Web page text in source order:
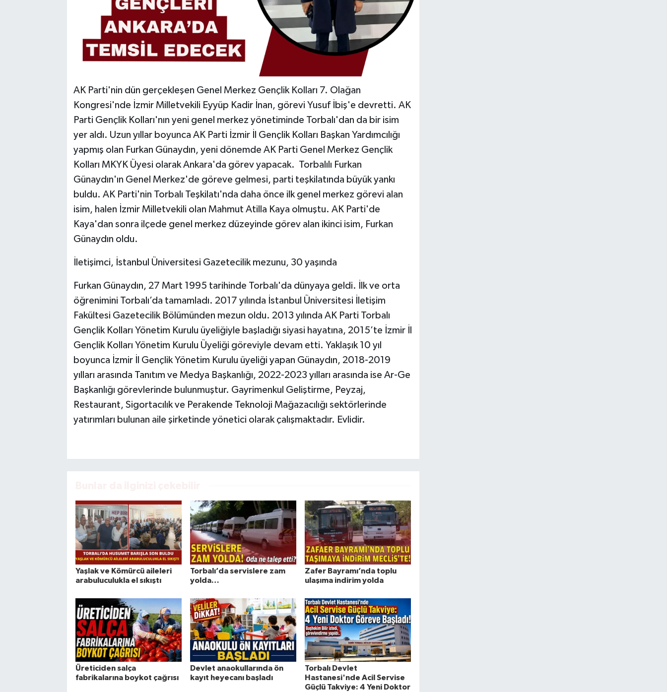
AK Parti'nin dün gerçekleşen Genel Merkez Gençlik Kolları 7. Olağan
Kongresi'nde İzmir Milletvekili Eyyüp Kadir İnan, görevi Yusuf İbiş'e devretti. AK
Parti Gençlik Kolları'nın yeni genel merkez yönetiminde Torbalı'dan da bir isim
yer aldı. Uzun yıllar boyunca AK Parti İzmir İl Gençlik Kolları Başkan Yardımcılığı
yapmış olan Furkan Günaydın, yeni dönemde AK Parti Genel Merkez Gençlik
Kolları MKYK Üyesi olarak Ankara'da görev yapacak. Torbalılı Furkan
Günaydın'ın Genel Merkez'de göreve gelmesi, parti teşkilatında büyük yankı
buldu. AK Parti'nin Torbalı Teşkilatı'nda daha önce ilk genel merkez görevi alan
isim, halen İzmir Milletvekili olan Mahmut Atilla Kaya olmuştu. AK Parti'de
Kaya'dan sonra ilçede genel merkez düzeyinde görev alan ikinci isim, Furkan
Günaydın oldu.
İletişimci, İstanbul Üniversitesi Gazetecilik mezunu, 30 yaşında
Furkan Günaydın, 27 Mart 1995 tarihinde Torbalı'da dünyaya geldi. İlk ve orta
öğrenimini Torbalı’da tamamladı. 2017 yılında İstanbul Üniversitesi İletişim
Fakültesi Gazetecilik Bölümünden mezun oldu. 2013 yılında AK Parti Torbalı
Gençlik Kolları Yönetim Kurulu üyeliğiyle başladığı siyasi hayatına, 2015’te İzmir İl
Gençlik Kolları Yönetim Kurulu Üyeliği göreviyle devam etti. Yaklaşık 10 yıl
boyunca İzmir İl Gençlik Yönetim Kurulu üyeliği yapan Günaydın, 2018-2019
yılları arasında Tanıtım ve Medya Başkanlığı, 2022-2023 yılları arasında ise Ar-Ge
Başkanlığı görevlerinde bulunmuştur. Gayrimenkul Geliştirme, Peyzaj,
Restaurant, Sigortacılık ve Perakende Teknoloji Mağazacılığı sektörlerinde
yatırımları bulunan aile şirketinde yönetici olarak çalışmaktadır. Evlidir.
Yaşlak ve Kömürcü aileleri
arabuluculukla el sıkıştı
Torbalı’da servislere zam
yolda…
Zafer Bayramı’nda toplu
ulaşıma indirim yolda
Üreticiden salça
fabrikalarına boykot çağrısı
Devlet anaokullarında ön
kayıt heyecanı başladı
Torbalı Devlet
Hastanesi'nde Acil Servise
Güçlü Takviye: 4 Yeni Doktor